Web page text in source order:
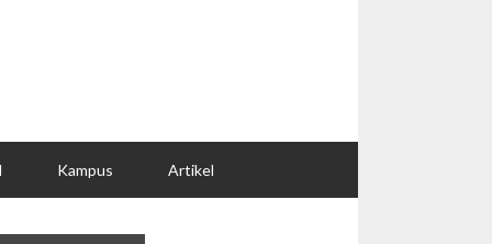
Kampus Artikel